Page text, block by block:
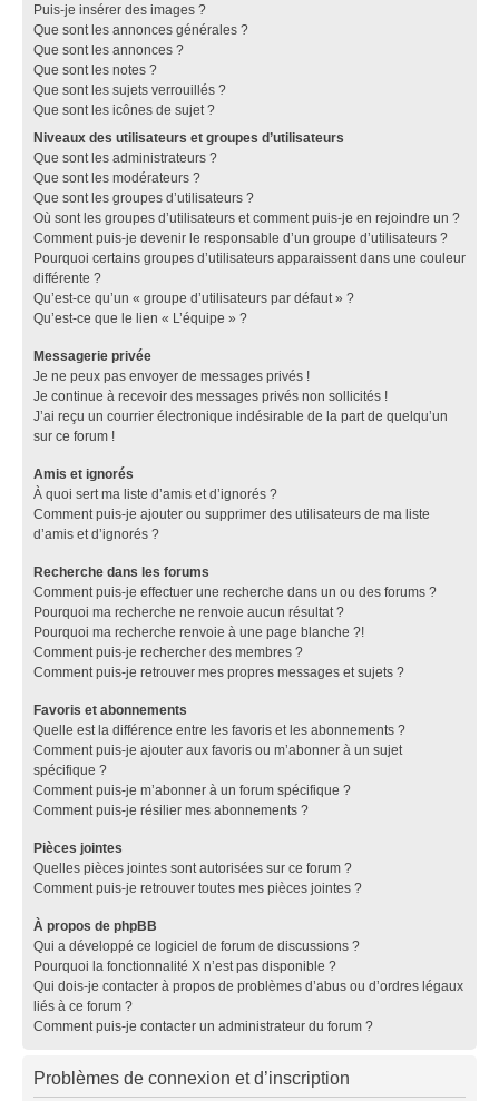
Puis-je insérer des images ?
Que sont les annonces générales ?
Que sont les annonces ?
Que sont les notes ?
Que sont les sujets verrouillés ?
Que sont les icônes de sujet ?
Niveaux des utilisateurs et groupes d’utilisateurs
Que sont les administrateurs ?
Que sont les modérateurs ?
Que sont les groupes d’utilisateurs ?
Où sont les groupes d’utilisateurs et comment puis-je en rejoindre un ?
Comment puis-je devenir le responsable d’un groupe d’utilisateurs ?
Pourquoi certains groupes d’utilisateurs apparaissent dans une couleur
différente ?
Qu’est-ce qu’un « groupe d’utilisateurs par défaut » ?
Qu’est-ce que le lien « L’équipe » ?
Messagerie privée
Je ne peux pas envoyer de messages privés !
Je continue à recevoir des messages privés non sollicités !
J’ai reçu un courrier électronique indésirable de la part de quelqu’un
sur ce forum !
Amis et ignorés
À quoi sert ma liste d’amis et d’ignorés ?
Comment puis-je ajouter ou supprimer des utilisateurs de ma liste
d’amis et d’ignorés ?
Recherche dans les forums
Comment puis-je effectuer une recherche dans un ou des forums ?
Pourquoi ma recherche ne renvoie aucun résultat ?
Pourquoi ma recherche renvoie à une page blanche ?!
Comment puis-je rechercher des membres ?
Comment puis-je retrouver mes propres messages et sujets ?
Favoris et abonnements
Quelle est la différence entre les favoris et les abonnements ?
Comment puis-je ajouter aux favoris ou m’abonner à un sujet
spécifique ?
Comment puis-je m’abonner à un forum spécifique ?
Comment puis-je résilier mes abonnements ?
Pièces jointes
Quelles pièces jointes sont autorisées sur ce forum ?
Comment puis-je retrouver toutes mes pièces jointes ?
À propos de phpBB
Qui a développé ce logiciel de forum de discussions ?
Pourquoi la fonctionnalité X n’est pas disponible ?
Qui dois-je contacter à propos de problèmes d’abus ou d’ordres légaux
liés à ce forum ?
Comment puis-je contacter un administrateur du forum ?
Problèmes de connexion et d’inscription